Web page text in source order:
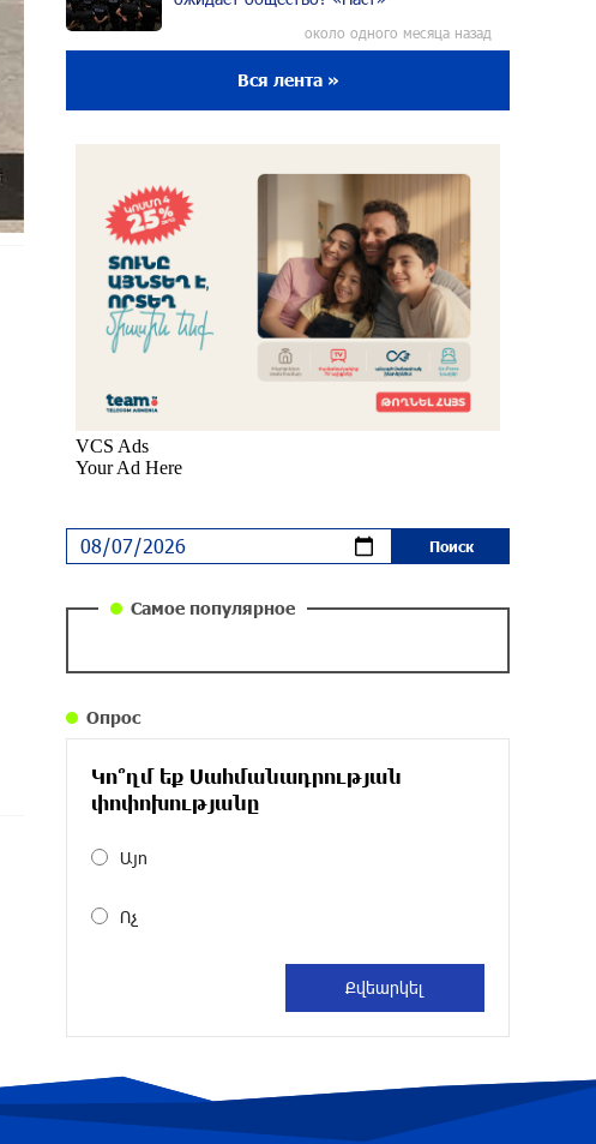
около одного месяца назад
Ложная дилемма мандатов: почему тема
парламентского бойкота оппозиции -
около одного месяца назад
Правовой терроризм как начало
падения власти: пример Гагика
Царукяна и горькие уроки истории:
«Паст»
около одного месяца назад
Размик Марукян стал обладателем
«Росатом» готов построить новые АЭС,
Оппозиция Грузии отказалась от
мандатов и получила обратный
эффект: Нарек Карапетян
Российская теннисистка Алина Чараева
будет представлять Армению
Вся лента »
Самое популярное
Опрос
Կո՞ղմ եք Սահմանադրության
փոփոխությանը
Այո
Ոչ